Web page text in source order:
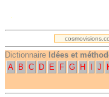
.
Dictionnaire Idées et
A
B C D E F G H J